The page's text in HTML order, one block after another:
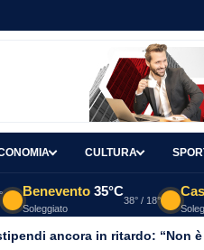
CULTURA
Benevento 35°C
Soleggiato
38° / 18°
ancora in ritardo: “Non